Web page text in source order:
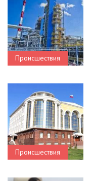
Происшествия
Происшествия